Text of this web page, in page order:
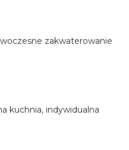
zakwaterowanie
kuchnia, indywidualna